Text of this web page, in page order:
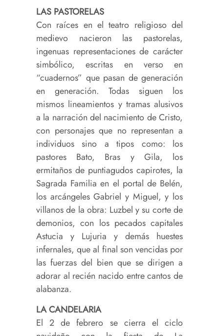
LAS PASTORELAS
Con raíces en el teatro religioso del
medievo nacieron las pastorelas,
ingenuas representaciones de carácter
simbólico, escritas en verso en
“cuadernos” que pasan de generación
en generación. Todas siguen los
mismos lineamientos y tramas alusivos
a la narración del nacimiento de Cristo,
con personajes que no representan a
individuos sino a tipos como: los
pastores Bato, Bras y Gila, los
ermitaños de puntiagudos capirotes, la
Sagrada Familia en el portal de Belén,
los arcángeles Gabriel y Miguel, y los
villanos de la obra: Luzbel y su corte de
demonios, con los pecados capitales
Astucia y Lujuria y demás huestes
infernales, que al final son vencidas por
las fuerzas del bien que se dirigen a
adorar al recién nacido entre cantos de
alabanza.
LA CANDELARIA
El 2 de febrero se cierra el ciclo